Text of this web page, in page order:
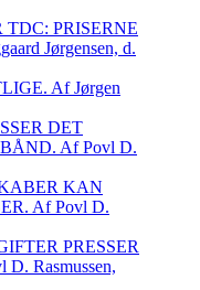
TDC: PRISERNE
Jørgensen, d.
Af Jørgen
DET
Af Povl D.
KAN
Af Povl D.
PRESSER
Rasmussen,